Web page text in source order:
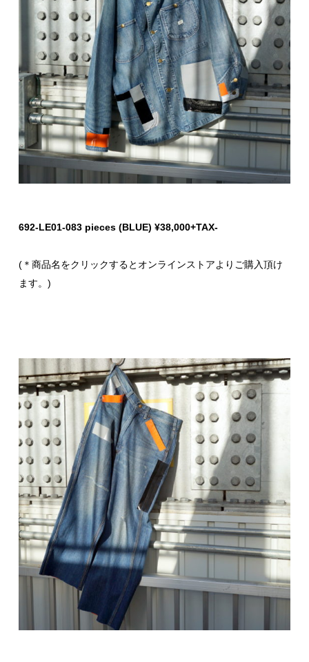
692-LE01-083 pieces (BLUE) ¥38,000+TAX-
(＊商品名をクリックするとオンラインストアよりご購入頂け
ます。)